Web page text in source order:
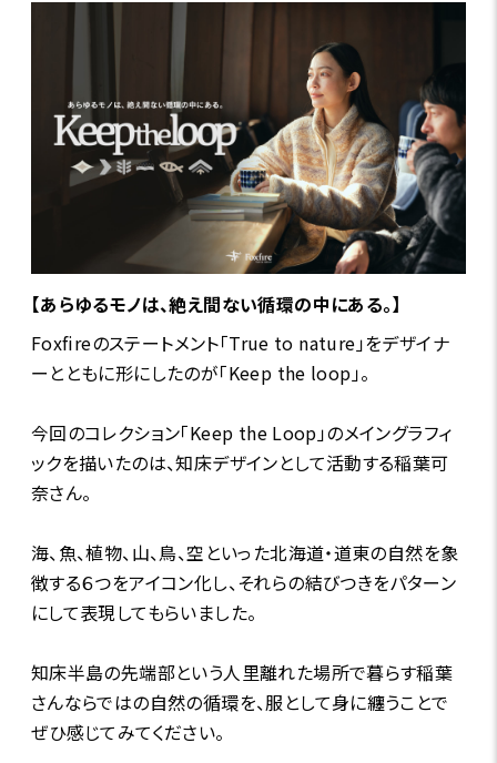
【あらゆるモノは、絶え間ない循環の中にある。】
Foxfireのステートメント「True to nature」をデザイナ
ーとともに形にしたのが「Keep the loop」。
今回のコレクション「Keep the Loop」のメイングラフィ
ックを描いたのは、知床デザインとして活動する稲葉可
奈さん。
海、魚、植物、山、鳥、空といった北海道・道東の自然を象
徴する６つをアイコン化し、それらの結びつきをパターン
にして表現してもらいました。
知床半島の先端部という人里離れた場所で暮らす稲葉
さんならではの自然の循環を、服として身に纏うことで
ぜひ感じてみてください。